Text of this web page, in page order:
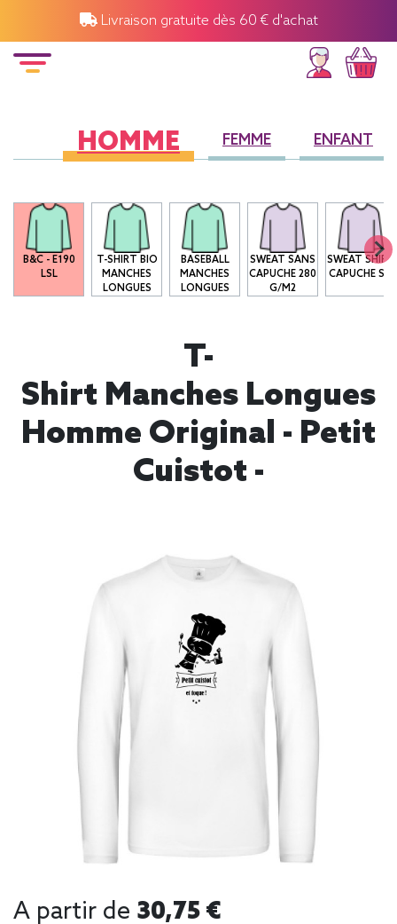
Livraison gratuite dès 60 € d'achat
HOMME FEMME ENFANT
B&C - E190
LSL
T-SHIRT BIO
MANCHES
LONGUES
BASEBALL
MANCHES
LONGUES
SWEAT SANS
CAPUCHE 280
G/M2
SWEAT SHIRT
CAPUCHE SG
T-
Shirt Manches Longues
Homme Original - Petit
Cuistot -
A partir de 30,75 €